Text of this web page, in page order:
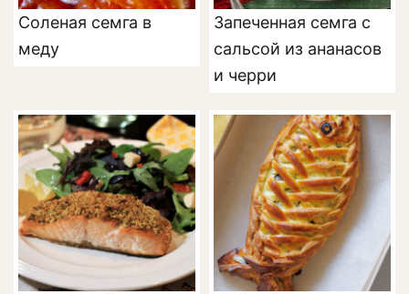
Соленая семга в
меду
Запеченная семга с
сальсой из ананасов
и черри